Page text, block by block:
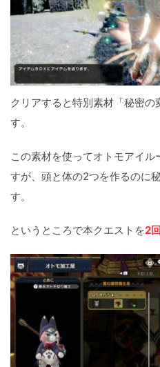
クリアすると特別素材「秘密
す。
この素材を使ってオトモアイ
すが、頭と体の2つを作るのに
す。
というところで本クエストを2回